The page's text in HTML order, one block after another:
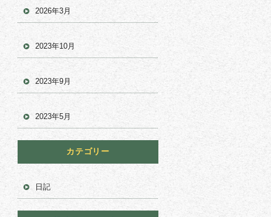
2026年3月
2023年10月
2023年9月
2023年5月
カテゴリー
日記